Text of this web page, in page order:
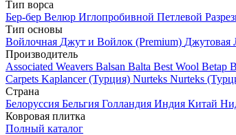
Тип ворса
Бер-бер Велюр Иглопробивной Петлевой
Тип основы
Войлочная Джут и Войлок (Premium) Джутовая
Производитель
Associated Weavers Balsan Balta Best Wool Betap
Carpets Kaplancer (Турция) Nurteks Nurteks
Страна
Белоруссия Бельгия Голландия Индия Китай
Ковровая плитка
Полный каталог